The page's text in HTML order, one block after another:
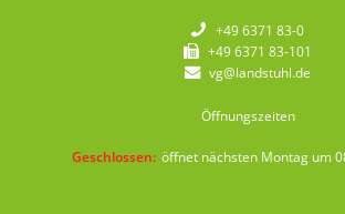
+49 6371 83-0
+49 6371 83-101
vg@landstuhl.de
Öffnungszeiten
Klicken, um weitere Öffnungs- oder
Geschlossen: öffnet nächsten Montag um